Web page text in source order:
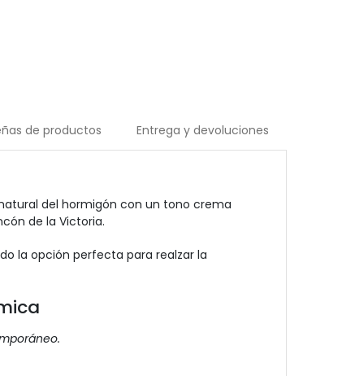
de productos Entrega y devoluciones
del hormigón con un tono crema
de la Victoria.
la opción perfecta para realzar la